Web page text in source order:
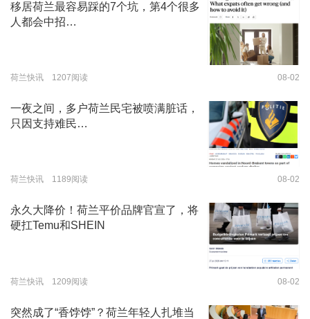
移居荷兰最容易踩的7个坑，第4个很多
人都会中招…
荷兰快讯 1207阅读 08-02
一夜之间，多户荷兰民宅被喷满脏话，
只因支持难民…
荷兰快讯 1189阅读 08-02
永久大降价！荷兰平价品牌官宣了，将
硬扛Temu和SHEIN
荷兰快讯 1209阅读 08-02
突然成了“香饽饽”？荷兰年轻人扎堆当